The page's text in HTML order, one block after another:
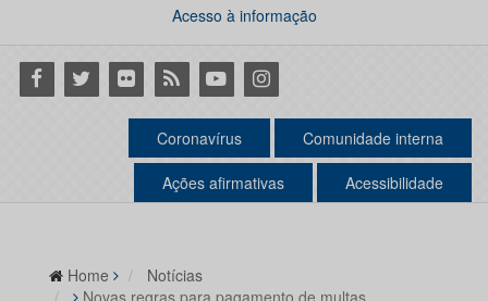
Acesso à informação
Facebook
Twitter Flickr RSS YoutubeInstagram
Coronavírus Comunidade interna
Ações afirmativas Acessibilidade
Home
Notícias